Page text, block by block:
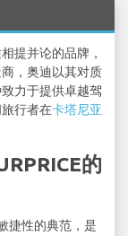
提并论的品牌，
，奥迪以其对质
力于提供卓越驾
行者在卡塔尼亚
的
捷性的典范，是